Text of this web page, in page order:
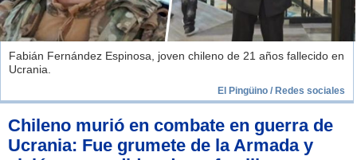
Fabián Fernández Espinosa, joven chileno de 21 años fallecido en
Ucrania.
El Pingüino / Redes sociales
Chileno murió en combate en guerra de
Ucrania: Fue grumete de la Armada y